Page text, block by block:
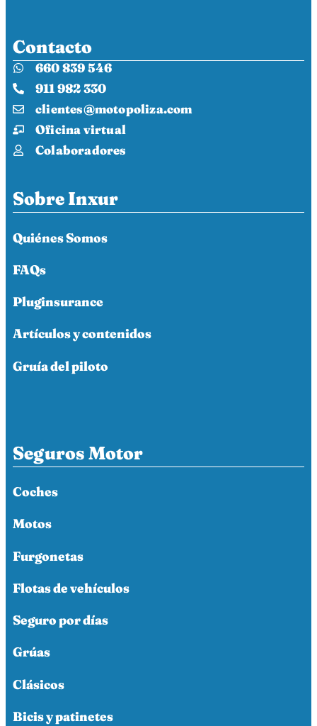
Contacto
660 839 546
911 982 330
clientes@motopoliza.com
Oficina virtual
Colaboradores
Sobre Inxur
Quiénes Somos
FAQs
Pluginsurance
Artículos y contenidos
Gruía del piloto
Seguros Motor
Coches
Motos
Furgonetas
Flotas de vehículos
Seguro por días
Grúas
Clásicos
Bicis y patinetes